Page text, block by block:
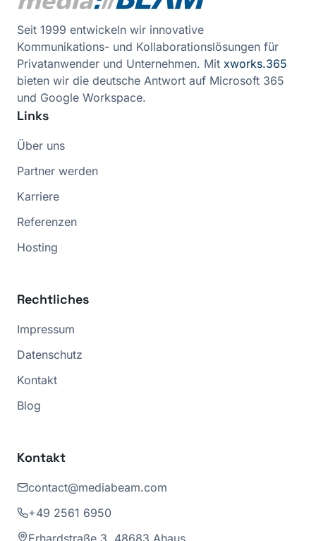
Seit 1999 entwickeln wir innovative
Kommunikations- und Kollaborationslösungen für
Privatanwender und Unternehmen. Mit xworks.365
bieten wir die deutsche Antwort auf Microsoft 365
und Google Workspace.
Links
Über uns
Partner werden
Karriere
Referenzen
Hosting
Rechtliches
Impressum
Datenschutz
Kontakt
Blog
Kontakt
contact@mediabeam.com
+49 2561 6950
Erhardstraße 3, 48683 Ahaus